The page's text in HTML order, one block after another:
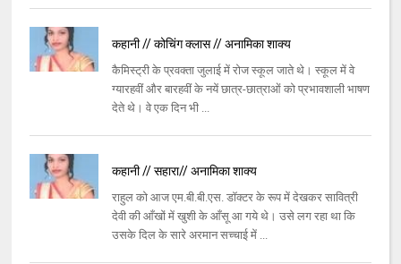
कहानी // कोचिंग क्लास // अनामिका शाक्य
कैमिस्ट्री के प्रवक्ता जुलाई में रोज स्कूल जाते थे। स्कूल में वे
ग्यारहवीं और बारहवीं के नयें छात्र-छात्राओं को प्रभावशाली भाषण
देते थे। वे एक दिन भी ...
कहानी // सहारा// अनामिका शाक्य
राहुल को आज एम.बी.बी.एस. डॉक्टर के रूप में देखकर सावित्री
देवी की आँखों में खुशी के आँसू आ गये थे। उसे लग रहा था कि
उसके दिल के सारे अरमान सच्चाई में ...